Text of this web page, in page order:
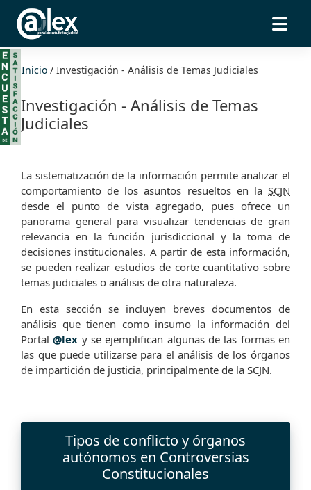
Inicio / Investigación - Análisis de Temas Judiciales
Investigación - Análisis de Temas
Judiciales
La sistematización de la información permite analizar el
comportamiento de los asuntos resueltos en la SCJN
desde el punto de vista agregado, pues ofrece un
panorama general para visualizar tendencias de gran
relevancia en la función jurisdiccional y la toma de
decisiones institucionales. A partir de esta información,
se pueden realizar estudios de corte cuantitativo sobre
temas judiciales o análisis de otra naturaleza.
En esta sección se incluyen breves documentos de
análisis que tienen como insumo la información del
Portal@lex y se ejemplifican algunas de las formas en
las que puede utilizarse para el análisis de los órganos
de impartición de justicia, principalmente de la SCJN.
Tipos de conflicto y órganos
autónomos en Controversias
Constitucionales